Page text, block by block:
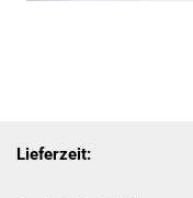
Lieferzeit: